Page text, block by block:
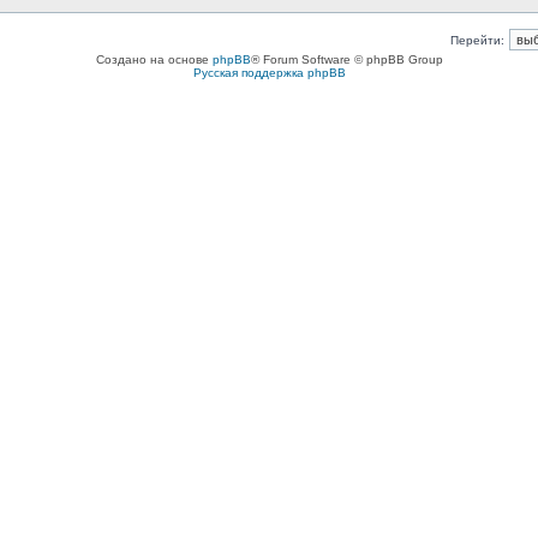
Перейти:
Создано на основе phpBB® Forum Software © phpBB Group
Русская поддержка phpBB